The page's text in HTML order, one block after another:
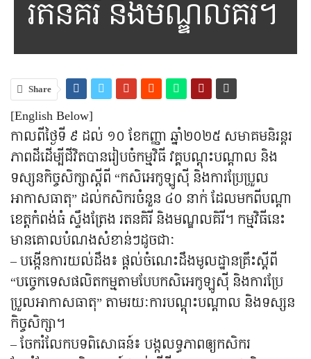
រតនគិរី និងមណ្ឌលគិរី។
Share
[English Below]
កាលពីថ្ងៃទី ៩ ដល់ ១០ ខែកញ្ញា ឆ្នាំ២០២៥ សមាគមនិរន្តរ
ភាពដីដើម្បីជីវិតបានរៀបចំកម្មវិធី វគ្គបណ្តុះបណ្តាល និង
ទស្សនកិច្ចសិក្សាស្តីពី “កសិអេកូឡូស៊ី និងការប្រែប្រួល
អាកាសធាតុ” ដល់កសិករចំនួន ៤០ នាក់ ដែលមកពីបណ្ដា
ខេត្តកំពង់ធំ ស្ទឹងត្រែង រតនគិរី និងមណ្ឌលគិរី។ កម្មវិធីនេះ
មានគោលបំណងសំខាន់ៗដូចជាៈ
– បង្កើនការយល់ដឹង៖ ផ្ដល់ចំណេះដឹងមូលដ្ឋានគ្រឹះស្ដីពី
“បច្ចេកទេសផលិតកម្មតាមបែបកសិអេកូឡូស៊ី និងការប្រែ
ប្រួលអាកាសធាតុ” តាមរយៈការបណ្ដុះបណ្ដាល និងទស្សន
កិច្ចសិក្សា។
– ចែករំលែកបទពិសោធន៍៖ បង្កលទ្ធភាពឲ្យកសិករ